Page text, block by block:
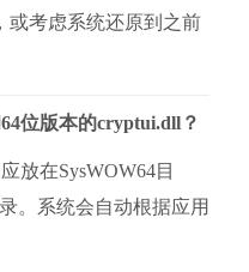
或考虑系统还原到之前
位版本的cryptui.dll？
放在SysWOW64目
。系统会自动根据应用